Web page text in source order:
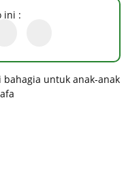
ini :
untuk anak-anak